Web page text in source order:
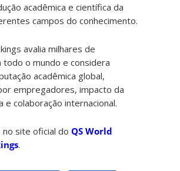
acadêmica e científica da
campos do conhecimento.
avalia milhares de
todo o mundo e considera
acadêmica global,
empregadores, impacto da
e colaboração internacional.
no site oficial doQS World
.